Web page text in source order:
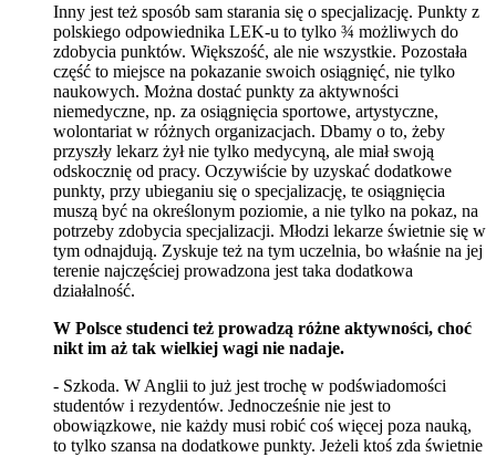
Inny jest też sposób sam starania się o specjalizację. Punkty z
polskiego odpowiednika LEK-u to tylko ¾ możliwych do
zdobycia punktów. Większość, ale nie wszystkie. Pozostała
część to miejsce na pokazanie swoich osiągnięć, nie tylko
naukowych. Można dostać punkty za aktywności
niemedyczne, np. za osiągnięcia sportowe, artystyczne,
wolontariat w różnych organizacjach. Dbamy o to, żeby
przyszły lekarz żył nie tylko medycyną, ale miał swoją
odskocznię od pracy. Oczywiście by uzyskać dodatkowe
punkty, przy ubieganiu się o specjalizację, te osiągnięcia
muszą być na określonym poziomie, a nie tylko na pokaz, na
potrzeby zdobycia specjalizacji. Młodzi lekarze świetnie się w
tym odnajdują. Zyskuje też na tym uczelnia, bo właśnie na jej
terenie najczęściej prowadzona jest taka dodatkowa
działalność.
W Polsce studenci też prowadzą różne aktywności, choć
nikt im aż tak wielkiej wagi nie nadaje.
- Szkoda. W Anglii to już jest trochę w podświadomości
studentów i rezydentów. Jednocześnie nie jest to
obowiązkowe, nie każdy musi robić coś więcej poza nauką,
to tylko szansa na dodatkowe punkty. Jeżeli ktoś zda świetnie